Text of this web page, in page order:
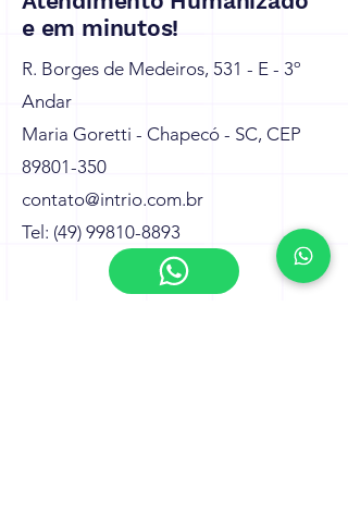
e em minutos!
R. Borges de Medeiros, 531 - E - 3º
Andar
Maria Goretti - Chapecó - SC, CEP
89801-350
contato@intrio.com.br
Tel: (49) 99810-8893